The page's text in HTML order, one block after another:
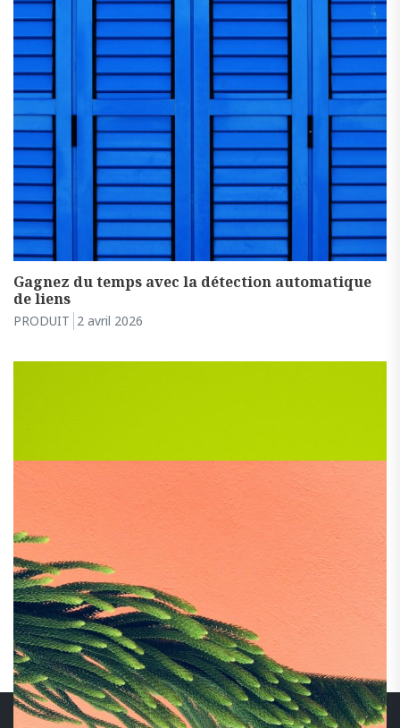
Gagnez du temps avec la détection automatique
de liens
PRODUIT 2 avril 2026